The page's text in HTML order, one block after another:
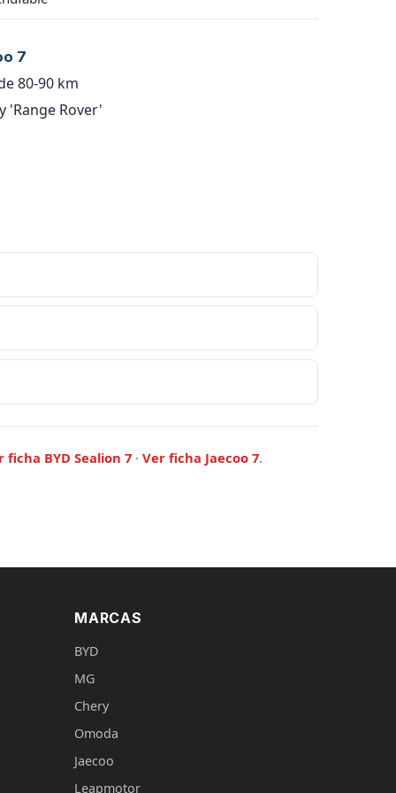
7
80-90 km
'Range Rover'
ficha BYD Sealion 7 · Ver ficha Jaecoo 7.
MARCAS
BYD
MG
Chery
Omoda
Jaecoo
Leapmotor